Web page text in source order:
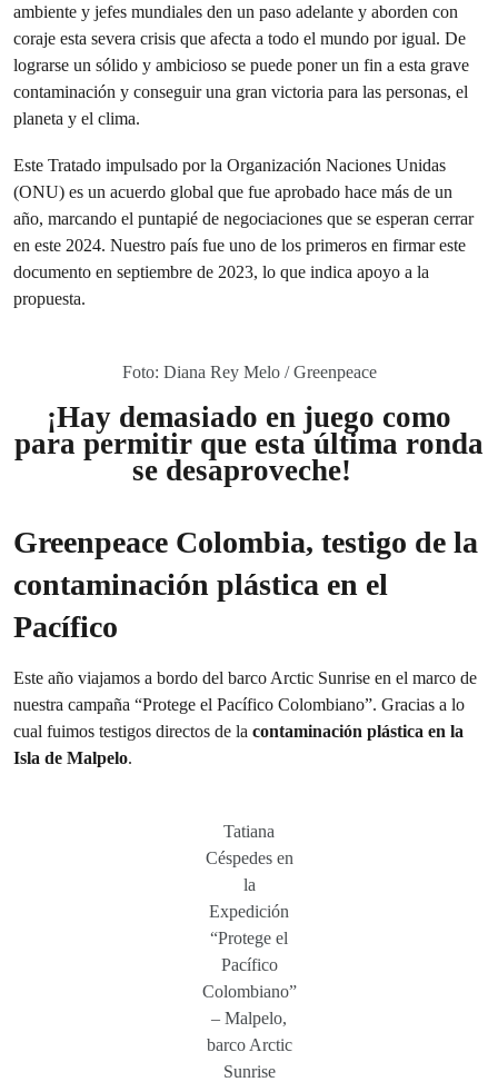
ambiente y jefes mundiales den un paso adelante y aborden con
coraje esta severa crisis que afecta a todo el mundo por igual. De
lograrse un sólido y ambicioso se puede poner un fin a esta grave
contaminación y conseguir una gran victoria para las personas, el
planeta y el clima.
Este Tratado impulsado por la Organización Naciones Unidas
(ONU) es un acuerdo global que fue aprobado hace más de un
año, marcando el puntapié de negociaciones que se esperan cerrar
en este 2024. Nuestro país fue uno de los primeros en firmar este
documento en septiembre de 2023, lo que indica apoyo a la
propuesta.
Foto: Diana Rey Melo / Greenpeace
¡Hay demasiado en juego como
para permitir que esta última ronda
se desaproveche!
Greenpeace Colombia, testigo de la
contaminación plástica en el
Pacífico
Este año viajamos a bordo del barco Arctic Sunrise en el marco de
nuestra campaña “Protege el Pacífico Colombiano”. Gracias a lo
cual fuimos testigos directos de la contaminación plástica en la
Isla de Malpelo.
Tatiana
Céspedes en
la
Expedición
“Protege el
Pacífico
Colombiano”
– Malpelo,
barco Arctic
Sunrise